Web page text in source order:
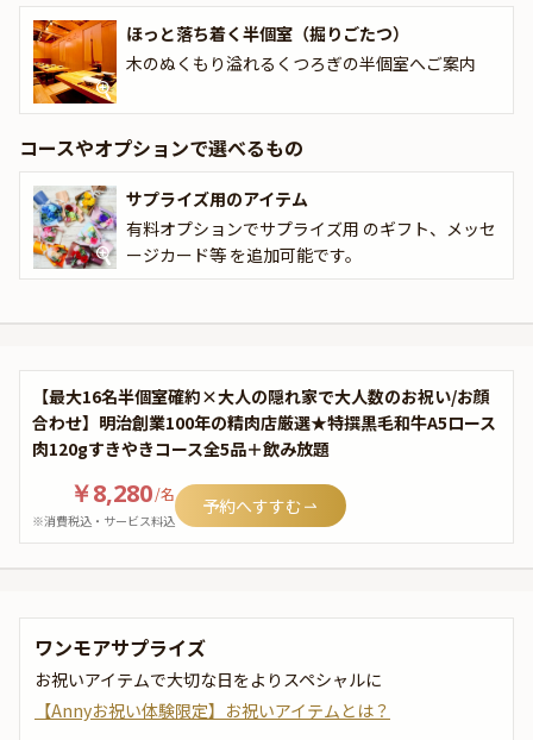
にぴったりな花束・ギフト・カスタマイズ可能なメッセージカー
ド・お顔合わせ用しおりなどのアイテムをお付けすることができま
す。メッセージカードとしおりは着席時に、花束やギフトはデザー
トタイムにご予約主様にお渡し致しますので、サプライズにお役立
てください。詳しくは本ページ中段の「お祝いアイテム」の欄で、
選んでいただけます。
ほっと落ち着く半個室（掘りごたつ）
木のぬくもり溢れるくつろぎの半個室へご案内
コースやオプションで選べるもの
サプライズ用のアイテム
有料オプションでサプライズ用 のギフト、メッセ
ージカード等 を追加可能です。
【最大16名半個室確約×大人の隠れ家で大人数のお祝い/お顔
合わせ】明治創業100年の精肉店厳選★特撰黒毛和牛A5ロース
肉120gすきやきコース全5品＋飲み放題
￥8,280/名
※消費税込・サービス料込
予約へすすむ
ワンモアサプライズ
お祝いアイテムで大切な日をよりスペシャルに
【Annyお祝い体験限定】お祝いアイテムとは？